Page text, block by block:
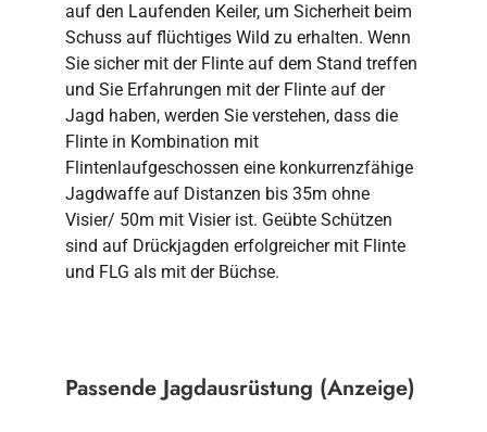
auf den Laufenden Keiler, um Sicherheit beim
Schuss auf flüchtiges Wild zu erhalten. Wenn
Sie sicher mit der Flinte auf dem Stand treffen
und Sie Erfahrungen mit der Flinte auf der
Jagd haben, werden Sie verstehen, dass die
Flinte in Kombination mit
Flintenlaufgeschossen eine konkurrenzfähige
Jagdwaffe auf Distanzen bis 35m ohne
Visier/ 50m mit Visier ist. Geübte Schützen
sind auf Drückjagden erfolgreicher mit Flinte
und FLG als mit der Büchse.
Passende Jagdausrüstung (Anzeige)